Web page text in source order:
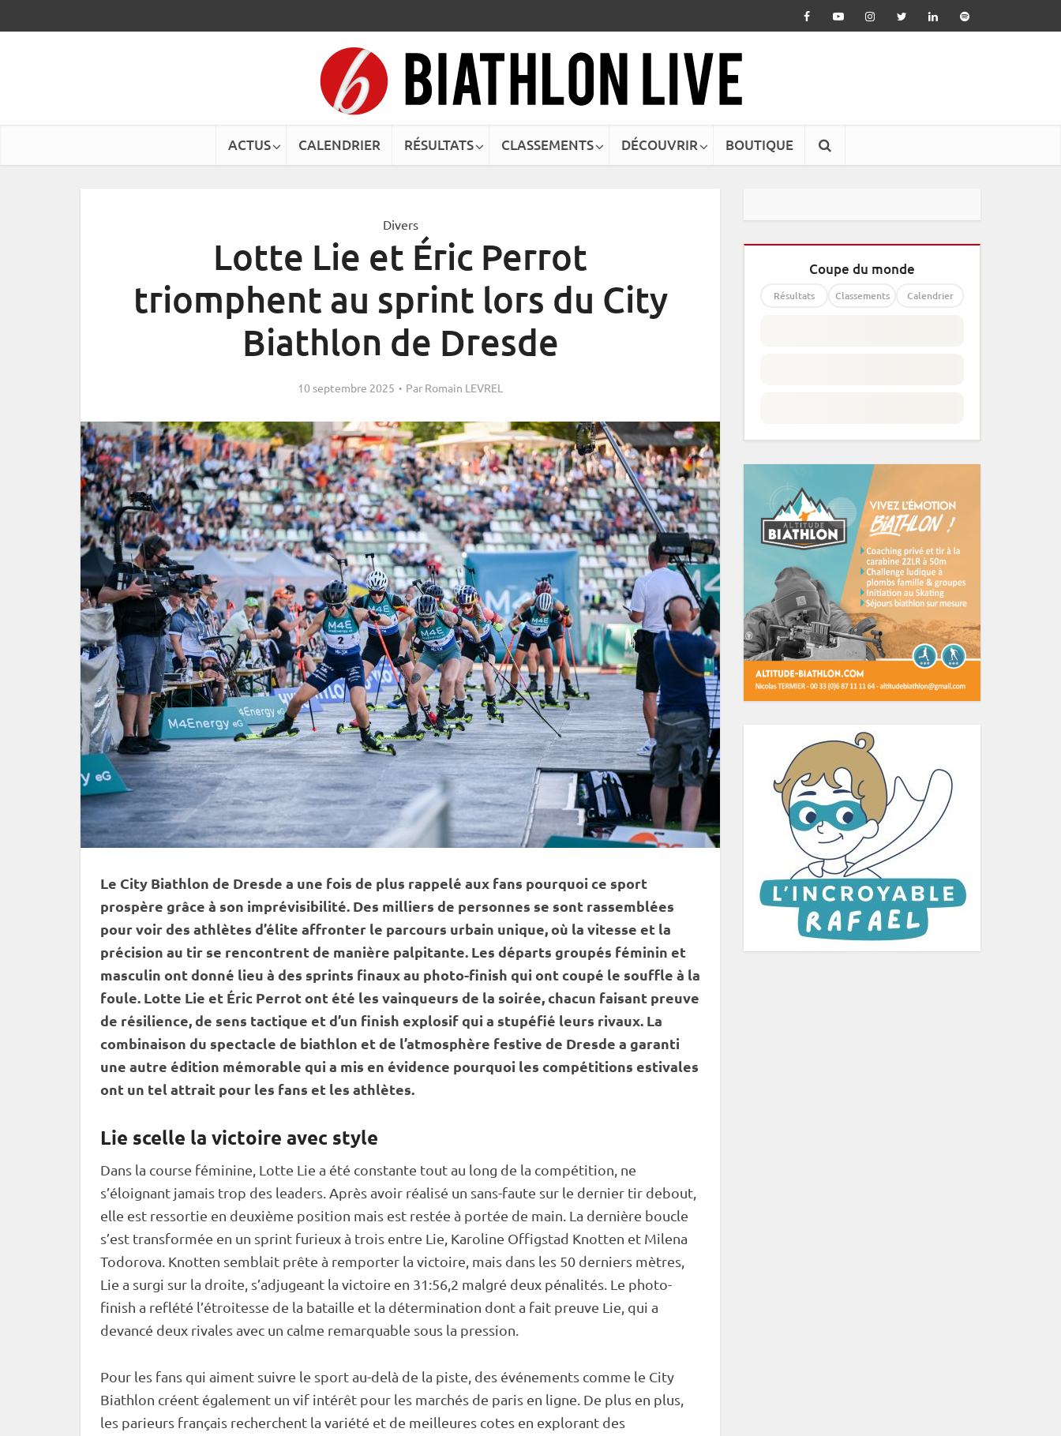
ACTUS CALENDRIER RÉSULTATS CLASSEMENTS DÉCOUVRIR BOUTIQUE
Divers
Lotte Lie et Éric Perrot
triomphent au sprint lors du City
Biathlon de Dresde
10 septembre 2025 Par Romain LEVREL
Le City Biathlon de Dresde a une fois de plus rappelé aux fans pourquoi ce sport
prospère grâce à son imprévisibilité. Des milliers de personnes se sont rassemblées
pour voir des athlètes d’élite affronter le parcours urbain unique, où la vitesse et la
précision au tir se rencontrent de manière palpitante. Les départs groupés féminin et
masculin ont donné lieu à des sprints finaux au photo-finish qui ont coupé le souffle à la
foule. Lotte Lie et Éric Perrot ont été les vainqueurs de la soirée, chacun faisant preuve
de résilience, de sens tactique et d’un finish explosif qui a stupéfié leurs rivaux. La
combinaison du spectacle de biathlon et de l’atmosphère festive de Dresde a garanti
une autre édition mémorable qui a mis en évidence pourquoi les compétitions estivales
ont un tel attrait pour les fans et les athlètes.
Lie scelle la victoire avec style
Dans la course féminine, Lotte Lie a été constante tout au long de la compétition, ne
s’éloignant jamais trop des leaders. Après avoir réalisé un sans-faute sur le dernier tir debout
elle est ressortie en deuxième position mais est restée à portée de main. La dernière boucle
s’est transformée en un sprint furieux à trois entre Lie, Karoline Offigstad Knotten et Milena
Todorova. Knotten semblait prête à remporter la victoire, mais dans les 50 derniers mètres,
Lie a surgi sur la droite, s’adjugeant la victoire en 31:56,2 malgré deux pénalités. Le photo-
finish a reflété l’étroitesse de la bataille et la détermination dont a fait preuve Lie, qui a
devancé deux rivales avec un calme remarquable sous la pression.
Pour les fans qui aiment suivre le sport au-delà de la piste , des événements comme le City
Biathlon créent également un vif intérêt pour les marchés de paris en ligne. De plus en plus,
les parieurs français recherchent la variété et de meilleures cotes en explorant des
Coupe du monde
Résultats Classements Calendrier